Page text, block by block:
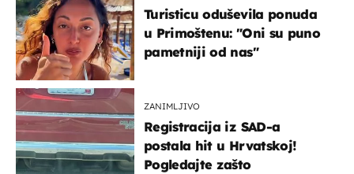
Turisticu oduševila ponuda
u Primoštenu: "Oni su puno
pametniji od nas"
ZANIMLJIVO
Registracija iz SAD-a
postala hit u Hrvatskoj!
Pogledajte zašto